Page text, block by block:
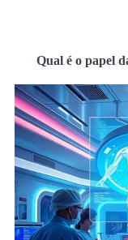
Qual é o papel